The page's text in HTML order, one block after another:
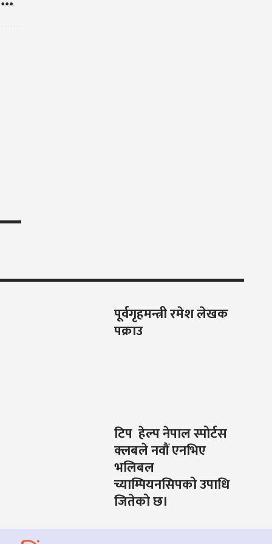
पूर्वगृहमन्त्री रमेश लेखक
पक्राउ
टिप हेल्प नेपाल स्पोर्टस
क्लबले नवौं एनभिए
भलिबल
च्याम्पियनसिपको उपाधि
जितेको छ।